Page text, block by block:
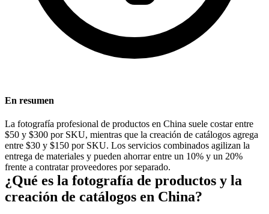
En resumen
La fotografía profesional de productos en China suele costar entre
$50 y $300 por SKU, mientras que la creación de catálogos agrega
entre $30 y $150 por SKU. Los servicios combinados agilizan la
entrega de materiales y pueden ahorrar entre un 10% y un 20%
frente a contratar proveedores por separado.
¿Qué es la fotografía de productos y la
creación de catálogos en China?